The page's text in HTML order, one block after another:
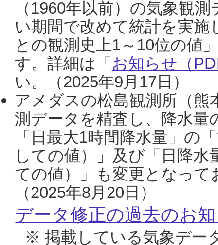
（1960年以前）の気象観
い期間で改めて統計を実
との観測史上1～10位の値
す。詳細は「 お知らせ（
い。（2025年9月17日）
アメダスの松島観測所（熊
測データを精査し、降水
「日最大1時間降水量」の
しての値）」及び「日降
ての値）」も変更となっ
（2025年8月20日）
データ修正の過去のお
※ 掲載している気象デー